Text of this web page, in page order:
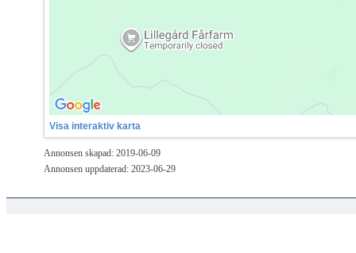
Visa interaktiv karta
Annonsen skapad: 2019-06-09
Annonsen uppdaterad: 2023-06-29